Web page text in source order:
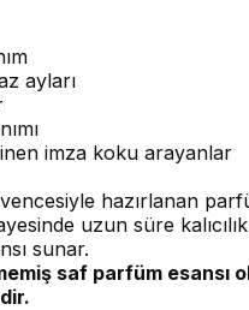
ayları
imza koku arayanlar
hazırlanan
uzun süre
sunar.
saf parfüm esansı